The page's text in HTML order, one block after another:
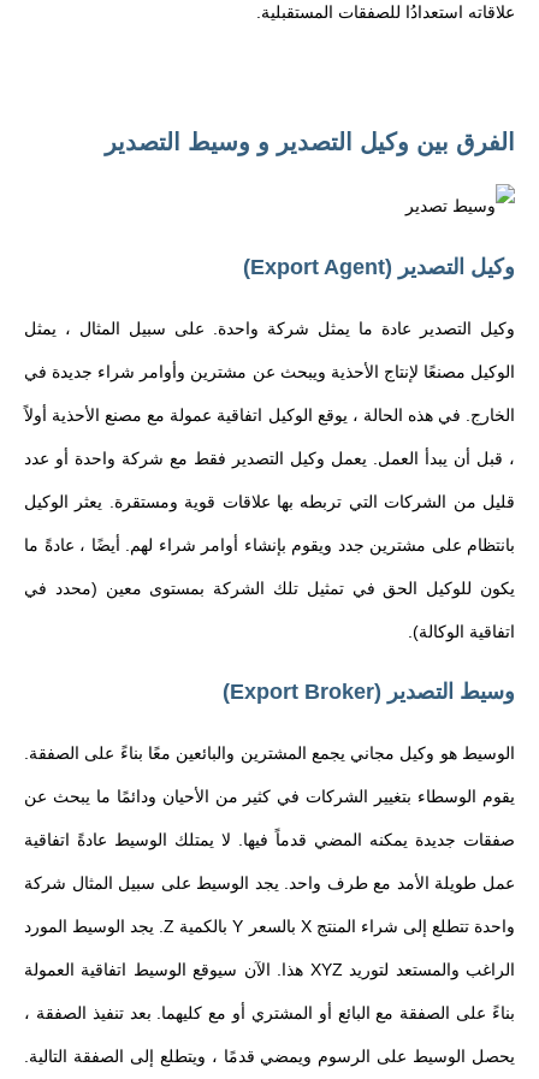
علاقاته استعدادُا للصفقات المستقبلية.
الفرق بين وكيل التصدير و وسيط التصدير
وكيل التصدير (Export Agent)
وكيل التصدير عادة ما يمثل شركة واحدة. على سبيل المثال ، يمثل
الوكيل مصنعًا لإنتاج الأحذية ويبحث عن مشترين وأوامر شراء جديدة في
الخارج. في هذه الحالة ، يوقع الوكيل اتفاقية عمولة مع مصنع الأحذية أولاً
، قبل أن يبدأ العمل. يعمل وكيل التصدير فقط مع شركة واحدة أو عدد
قليل من الشركات التي تربطه بها علاقات قوية ومستقرة. يعثر الوكيل
بانتظام على مشترين جدد ويقوم بإنشاء أوامر شراء لهم. أيضًا ، عادةً ما
يكون للوكيل الحق في تمثيل تلك الشركة بمستوى معين (محدد في
اتفاقية الوكالة).
وسيط التصدير (Export Broker)
الوسيط هو وكيل مجاني يجمع المشترين والبائعين معًا بناءً على الصفقة.
يقوم الوسطاء بتغيير الشركات في كثير من الأحيان ودائمًا ما يبحث عن
صفقات جديدة يمكنه المضي قدماً فيها. لا يمتلك الوسيط عادةً اتفاقية
عمل طويلة الأمد مع طرف واحد. يجد الوسيط على سبيل المثال شركة
واحدة تتطلع إلى شراء المنتج X بالسعر Y بالكمية Z. يجد الوسيط المورد
الراغب والمستعد لتوريد XYZ هذا. الآن سيوقع الوسيط اتفاقية العمولة
بناءً على الصفقة مع البائع أو المشتري أو مع كليهما. بعد تنفيذ الصفقة ،
يحصل الوسيط على الرسوم ويمضي قدمًا ، ويتطلع إلى الصفقة التالية.